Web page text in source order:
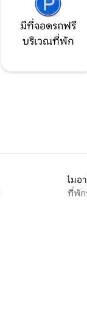
มีที่จอดรถฟรี
บริเวณที่พัก
ไมอ
ที่พัก